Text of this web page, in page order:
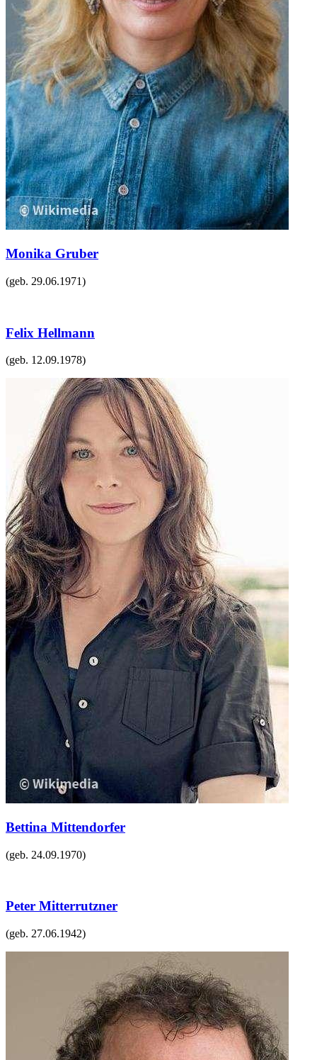
Monika Gruber
(geb. 29.06.1971)
Felix Hellmann
(geb. 12.09.1978)
Bettina Mittendorfer
(geb. 24.09.1970)
Peter Mitterrutzner
(geb. 27.06.1942)